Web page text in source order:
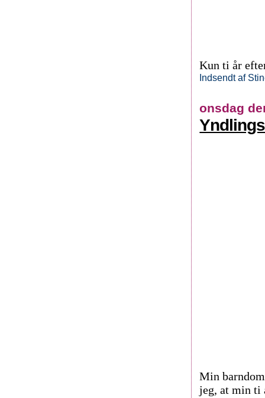
Kun ti år
Indsendt af
onsdag
Min
jeg, at min ti